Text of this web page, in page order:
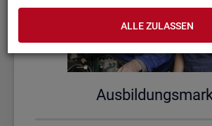
ALLE ZULASSEN